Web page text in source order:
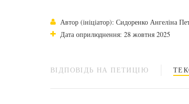
Автор (ініціатор): Сидоренко Ангеліна
Дата оприлюднення: 28 жовтня 2025
ВІДПОВІДЬ НА ПЕТИЦІЮ